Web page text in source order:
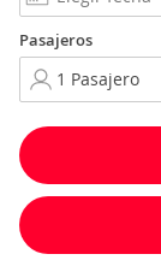
Pasajeros